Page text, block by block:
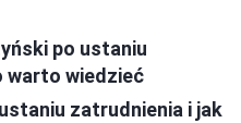
po ustaniu
warto wiedzieć
zatrudnienia i jak